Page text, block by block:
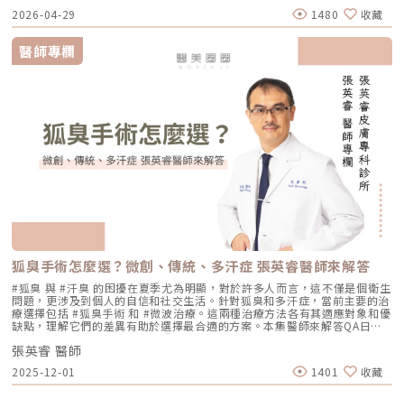
白產品。實際恢復時間會依療程種類與個人膚況不同，建議依照醫師指示逐
步恢復日常保養。毛孔粗大常見問題Q&A Q1：做完醫美，毛孔就可以「完
全消失」嗎？ 這是不切實際的期望喔！毛孔是皮膚正常的生理結構，不可
能完全消失不見。醫美療程的目標是讓變大、變形毛孔「縮小、變淺」，讓
肌膚在視覺上達到平滑、細緻的效果，也就是俗稱的「水煮蛋肌」狀態。
Q2：打雷射縮毛孔，皮膚會不會越打越薄？ 正確的雷射治療不但不會讓皮
膚變薄，反而會因為刺激真皮層膠原蛋白新生，讓肌膚變得更厚實、更有彈
性！但前提是「間隔時間要充足」且「能量掌控得當」，過度頻繁的施打才
有可能破壞皮膚屏障。Q3：改善毛孔粗大，通常需要打幾次才有效？ 醫美
不是變魔術，通常需要一個「療程」的規劃。以皮秒雷射或微針電波為例，
通常會建議進行 3~5 次（每次間隔約 4~6 週）為一個完整療程。不過，多
數人在第 2 次治療後，就會感覺到上妝變得服貼、出油量減少的明顯變化
了。Q4：我是容易泛紅的敏感肌或酒糟肌，也能做醫美縮毛孔嗎？需經醫
師審慎評估。敏感肌或酒糟肌因皮膚屏障較脆弱，若在發炎尚未穩定的情況
下進行高能量雷射，可能增加泛紅加劇或刺激反應的風險。因此治療重點通
常會先放在「穩定膚況與降低發炎反應」，並依個別狀況調整可能的誘發因
素。待肌膚穩定後，再由醫師評估選擇較溫和的療程，例如微針類療程或能
量可精準控制的微針電波，以循序漸進方式改善毛孔粗大與膚質細緻度。
Q5：我平常有在擦酸類或A醇縮毛孔，做醫美前後需要停用嗎？建議暫停使
用，但實際時間需依療程種類與個人膚況調整。酸類（如果酸、水楊酸）與
A醇會促進角質代謝，可能在療程前後增加肌膚敏感度，使刺激反應（如泛
紅、乾燥）加劇，並提高色素沉澱的風險。一般常見建議為：療程前約3–7
天暫停使用，術後約1–2週再視肌膚修復狀況逐步恢復。但實際仍應依醫師
評估為準。在停用期間，建議以溫和清潔、加強保濕與修護（如玻尿酸、神
經醯胺等），並落實防曬措施，協助肌膚穩定修復。擺脫毛孔焦慮，找回平
滑自信肌對抗毛孔粗大是一場長期抗戰，它需要你改變不良的生活習慣、建
立正確的居家保養觀念，並適時借助醫美科技的強大力量來突破瓶頸。現在
的醫美技術已經能為各種膚況提供客製化的解決方案，如果不確定自己到底
是屬於哪一種毛孔類型，或者不知道該從哪一個療程下手，建議直接安排時
間到專業的醫美診所進行諮詢。透過醫師的專業評估，甚至搭配高階的肌膚
檢測儀器，才能為你規劃出最精準、最不走冤枉路的縮毛孔計畫！★溫馨提
改善什麼？以下為臨床上常見改善情況（效果因個人皮膚而異）： 斑點淡
化明顯 膚色提亮、均勻度提升 老人斑變淡、邊界變柔和 妝感變乾淨，妝更
貼更亮 肌膚質地有細緻感Reepot 術後恢復期與照護指南Reepot 最大優勢
之一就是修復期短。常見反應淡淡泛紅：1–3 天斑點結痂／色素加深：3–7
天代謝期：1–2 週術前事項1. 治療部位若有傷口、感染或過敏發炎需等肌膚
恢復後再施作。2. 有心律調節器、光敏感或慢性疾病者需由醫師評估安全
性。3. 孕婦、哺乳者與近期使用光敏藥物者不建議進行光電療程。4. 三個
月內做過深層換膚或磨皮者需與醫師確認治療時機。5. 術前請避免日曬並停
止酸類、去角質與刺激性保養品。這些都有助於減少反黑。術後照護1. 人工
皮需連續貼著約 14 天且不可自行撕除。2. 若人工皮翹起或濕潤可加貼更大
片人工皮加強固定。3. 術後兩週內避免三溫暖、蒸氣、劇烈流汗與飲酒。4.
請按時回診由專業人員移除人工皮並檢查膚況。5. 如出現紅腫、刺癢或滲出
應立即聯絡診所處理。6. 色素代謝期間避免使用磨砂、卸妝棉與去角質產
品。7. 修復期需加強保濕並確實做好防曬。Reepot 的優勢到底在哪？與傳
準 舒適度 熱感明顯，需敷麻 即時冷卻系統，可不需敷麻 反黑風險 較高 較
理多種斑點 療程次數 修復期 可能需多次，修復期較長 單次有感改善、修復
期更短 適合性 適合多數色斑但風險略高 適合希望快速、低風險改善的族群
Reepot AI時光雷射禁忌症以下情況在接受 Reepot 治療時需特別注意，需
由醫療人員審慎評估：1. 具有光敏感體質或正在使用感光藥物者若皮膚對光
線反應特別強烈，或正在使用會增加光敏性的藥物，治療後發生刺激或色素
反應的風險較高。2. 三個月內曾使用口服 A 酸A 酸會影響皮膚角質更新與
修復速度，使治療後的反應加劇，因此仿單建議需完全停藥至少三個月。3.
最近三到六個月內接受過填補注射包括玻尿酸、洢蓮絲、舒顏萃等填充劑，
為避免能量影響填充物穩定性，需由醫療人員評估治療時機。4. 三個月內接
受過磨皮或其他侵入性治療若表皮尚未完全恢復，過早進行雷射可能造成過
度刺激或延長恢復期。5. 懷孕與哺乳期間仿單中明確列為需避免的狀況，主
要基於安全性與荷爾蒙變動的不確定性雖然非侵入性，但仍建議暫緩治療。
與膠原蛋白新生 透過外科手術方式，移除多餘皮膚，並重新拉提、固定鬆
弛組織 作用方向 偏向皮膚緊緻、細紋、膚質與鬆弛感改善 偏向深層支撐、
輪廓拉提、下顎線與嘴邊肉改善 偏向明顯鬆弛、下垂組織與多餘皮膚的結
構性改善 常見作用層次 真皮層、皮下組織，依儀器與能量設定不同 真皮
層、皮下組織、筋膜層等不同深度，依探頭與機型不同 皮膚、皮下組織、
肉、下顎線模糊、臉部下垂感 改善明顯鬆弛、下垂與多餘皮膚，拉提幅度
通常較明顯 適合對象 皮膚開始鬆、細紋變多、毛孔或膚質變粗、想讓臉看
起來更緊緻的人 輪廓開始下垂、嘴邊肉明顯、下顎線不清楚、下半臉變重
型、能量與個人耐受度，可能不需麻醉或搭配舒緩方式 通常需要局部麻
上，依手術範圍與複雜度不同 修復期 多數人修復期短，可能有暫時泛紅、
長，可能有腫脹、瘀青、傷口照護與拆線需求 效果出現時間 部分人術後先
有緊實感，完整效果通常隨膠原蛋白新生逐漸出現 部分人術後有緊繃感，
拉提效果通常會在數週至數月逐漸明顯 術後消腫後逐漸看出效果，完整自
然度需等待恢復期 維持時間 約1年至1年半以上，依個人體質、老化速度與
保養而定 約1年至1年半以上，依個人體質、發數、能量與保養而定 通常可
維持數年，但仍會隨年齡與老化速度改變 優點 非侵入式、修復期短、膚質
與緊緻感改善自然 非侵入式、修復期短、對輪廓線與深層支撐較有針對性
膚，改善幅度有限 對膚質、毛孔、細紋的改善不一定比電波明顯 需開刀、
有傷口與恢復期，風險與費用通常較高 電波音波哪個好？不要只問哪個
強，要問哪個適合你很多人會問：「電波跟音波哪個效果比較好？」但這個
問題其實很容易問錯方向。因為電波和音波不是同一種東西，它們就像健身
的複合式電波療程，常被用於同時兼顧緊緻與膚質改善。 根據原廠資料，
Thermage 為非侵入式射頻療程，可應用於肌膚緊緻與平滑需求；而
DENSITY 則採用單極與雙極射頻能量，可作用於不同皮膚層次。 這也是為
什麼許多人在選擇療程時會產生疑問： 我需要的是「輪廓拉提」，還是
「膚質細緻」？ 我適合鳳凰電波，還是無雙電波？ 兩者是否可以搭配施
作？ 以下將用較好理解的方式，帶你一次釐清兩者差異。什麼是鳳凰電波
Thermage FLX？鳳凰電波的正式名稱是 Thermage FLX，為台灣索塔
SoltaTaiwan Limited旗下的射頻設備。根據台灣原廠資料，Thermage
FLX 採用單極電容耦合射頻技術。所謂「電容耦合」，簡單來說就是能量透
過皮膚表面傳導進入皮膚內部，無需破壞皮膚結構。它的特色是「單極電
波」。是能將熱能傳遞到較深層的皮膚組織，形成較廣泛的容積式加熱。一
般民眾常聽到的「電波拉提」、「緊緻輪廓」、「改善鬆弛」，多半就是從
這類療程概念延伸而來。由於屬於非侵入式，不需要手術或注射，且通常恢
復期較短；效果可能在療程後逐漸顯現，並隨著時間持續變化。鳳凰電波適
合施打族群鳳凰電波比較常被期待用在以下需求： 臉部鬆弛感 下顎線不清
楚 嘴邊肉或輪廓線變模糊 眼周細紋與鬆弛 身體局部肌膚鬆弛 常被作為年度
型保養選項之一不過要特別注意，任何非侵入式儀器療程都不是拉皮手術，
也不是填充療程。它比較適合用來改善輕度到中度鬆弛，若已經有明顯皮膚
下垂、脂肪位移或組織支撐不足，仍需要由專業醫師評估是否需搭配其他療
程。什麼是DENSITY RF無雙電波 ？無雙電波的英文名稱為 DENSITY，由
Jeisys Medical 推出。根據 DENSITY 官方資料，這套系統使用單極與雙極
高頻能量，可將能量傳遞到淺層與深層皮膚組織。它和傳統單一電波不同的
地方，在於它主打「單極 + 雙極」的複合式能量設計。單極偏向較深層作
用，雙極則偏向較表層、較集中，因此在療程定位上，無雙電波常被形容為
兼顧： 深層緊緻 淺層膚質 細紋改善 毛孔與光澤感 整體肌膚精緻度
DENSITY 採用 sequential monopolar + bipolar RF，也就是序列式單極
與雙極射頻能量，並搭配冷卻與即時阻抗校準等設計。無雙電波適合施打族
群無雙電波常被期待用在以下族群： 臉沒有嚴重鬆弛，但開始覺得輪廓不
夠緊 膚質變粗、毛孔變明顯 乾燥細紋、光澤感下降 想做電波，但怕疼痛感
太強 想要自然型、精緻型保養 希望同時處理緊緻與膚質所以如果說鳳凰電
波比較偏「輪廓拉提主力」，無雙電波就比較像「緊緻 + 膚質管理」的複合
2026-04-29 1480 收藏
醫師專欄
狐臭手術怎麼選？微創、傳統、多汗症 張英睿醫師來解答
#狐臭 與 #汗臭 的困擾在夏季尤為明顯，對於許多人而言，這不僅是個衛生
問題，更涉及到個人的自信和社交生活。針對狐臭和多汗症，當前主要的治
療選擇包括 #狐臭手術 和 #微波治療。這兩種治療方法各有其適應對象和優
缺點，理解它們的差異有助於選擇最合適的方案。本集醫師來解答QA日常
生活中該如何減少體味產生？重點摘要：00:00 開場00:05 微創旋轉刮刀狐
臭手術與傳統狐臭手術法之比較00:40 狐臭手術治療效果如何？01:55 狐臭
和多汗我都有，但我能使用狐臭手術嗎？02:33 狐臭治療建議幾歲開始做？
03:08 微波治療後汗水會跑到其他部位嗎？04:21 日常生活中該如何減少體
味產生？張英睿皮膚專科診所官網 : http://www.skinbook.com.tw/張英
張英睿 醫師
2025-12-01 1401 收藏